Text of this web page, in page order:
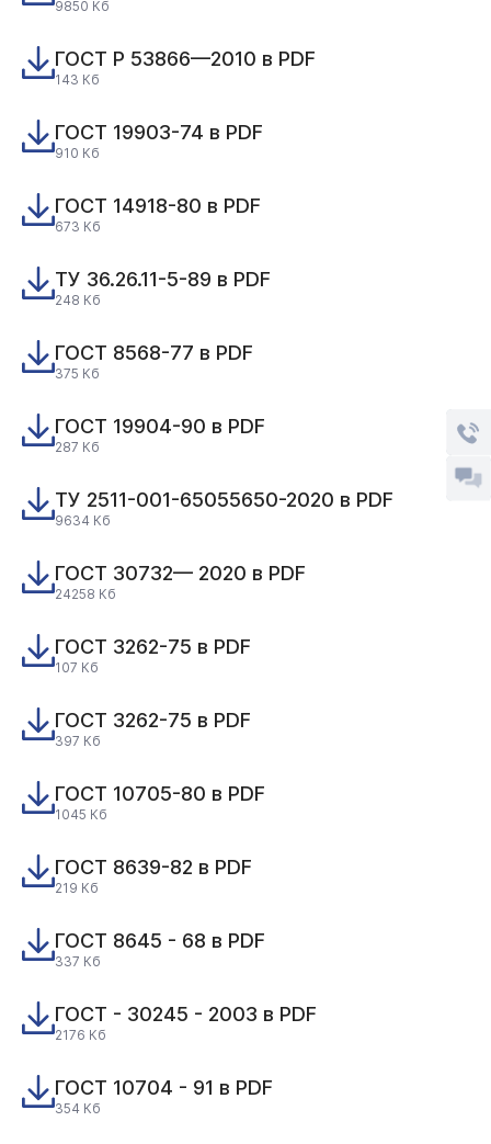
9850 Кб
ГОСТ Р 53866—2010 в PDF
143 Кб
ГОСТ 19903-74 в PDF
910 Кб
ГОСТ 14918-80 в PDF
673 Кб
ТУ 36.26.11-5-89 в PDF
248 Кб
ГОСТ 8568-77 в PDF
375 Кб
ГОСТ 19904-90 в PDF
287 Кб
ТУ 2511-001-65055650-2020 в PDF
9634 Кб
ГОСТ 30732— 2020 в PDF
24258 Кб
ГОСТ 3262-75 в PDF
107 Кб
ГОСТ 3262-75 в PDF
397 Кб
ГОСТ 10705-80 в PDF
1045 Кб
ГОСТ 8639-82 в PDF
219 Кб
ГОСТ 8645 - 68 в PDF
337 Кб
ГОСТ - 30245 - 2003 в PDF
2176 Кб
ГОСТ 10704 - 91 в PDF
354 Кб